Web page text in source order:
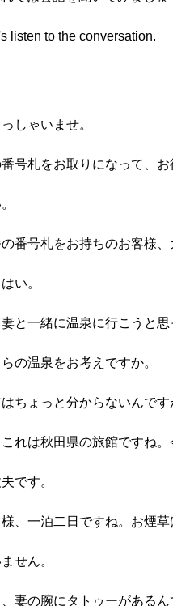
listen to the conversation.
しゃいませ。
号札をお取りになって、お
番号札をお持ちのお客様、
い。
と一緒に温泉に行こうと
の温泉をお考えですか。
ちょっと分からないんです
れは秋田県の旅館ですね
です。
、一泊二日ですね。お煙草
せん。
妻の腕にタトゥーがあるん